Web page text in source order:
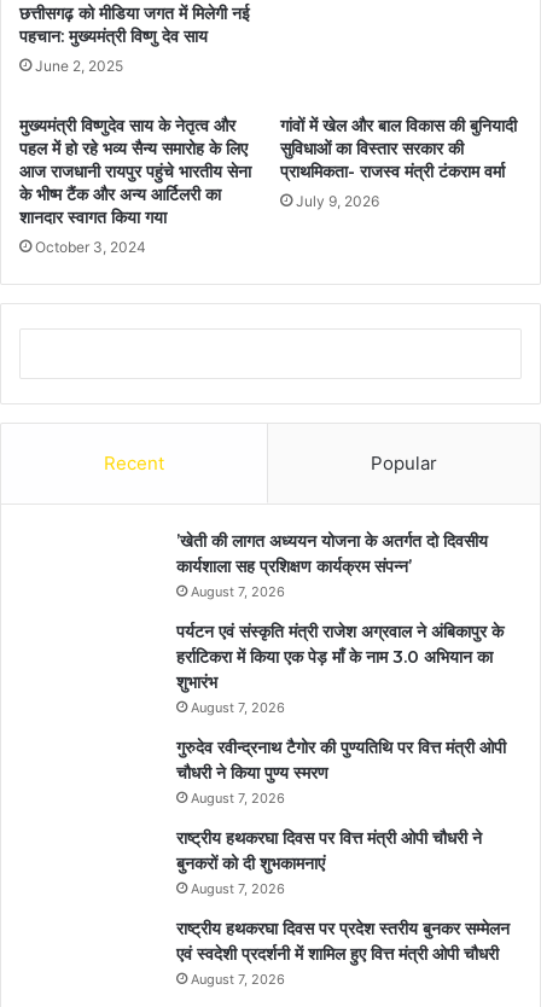
छत्तीसगढ़ को मीडिया जगत में मिलेगी नई
पहचान: मुख्यमंत्री विष्णु देव साय
June 2, 2025
मुख्यमंत्री विष्णुदेव साय के नेतृत्व और
पहल में हो रहे भव्य सैन्य समारोह के लिए
आज राजधानी रायपुर पहुंचे भारतीय सेना
के भीष्म टैंक और अन्य आर्टिलरी का
शानदार स्वागत किया गया
October 3, 2024
गांवों में खेल और बाल विकास की बुनियादी
सुविधाओं का विस्तार सरकार की
प्राथमिकता- राजस्व मंत्री टंकराम वर्मा
July 9, 2026
Recent Popular
’खेती की लागत अध्ययन योजना के अतर्गत दो दिवसीय
कार्यशाला सह प्रशिक्षण कार्यक्रम संपन्न’
August 7, 2026
पर्यटन एवं संस्कृति मंत्री राजेश अग्रवाल ने अंबिकापुर के
हर्राटिकरा में किया एक पेड़ माँ के नाम 3.0 अभियान का
शुभारंभ
August 7, 2026
गुरुदेव रवीन्द्रनाथ टैगोर की पुण्यतिथि पर वित्त मंत्री ओपी
चौधरी ने किया पुण्य स्मरण
August 7, 2026
राष्ट्रीय हथकरघा दिवस पर वित्त मंत्री ओपी चौधरी ने
बुनकरों को दी शुभकामनाएं
August 7, 2026
राष्ट्रीय हथकरघा दिवस पर प्रदेश स्तरीय बुनकर सम्मेलन
एवं स्वदेशी प्रदर्शनी में शामिल हुए वित्त मंत्री ओपी चौधरी
August 7, 2026